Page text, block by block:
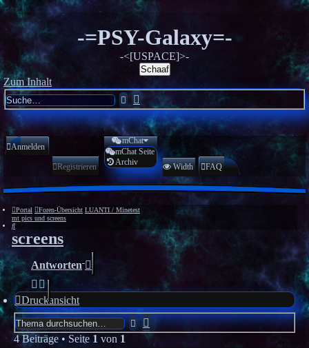
-=PSY-Galaxy=-
-<[USPACE]>-
Schaaf
Zum Inhalt
SucheErweiterte
Suche
Anmelden
Registrieren
mChat
mChat Seite
Archiv
Width FAQ
Portal Foren-Übersicht LUANTI / Minetest
mt pics und screens
Suche
screens
Antworten
Druckansicht
SucheErweiterte
Suche
4 Beiträge • Seite 1 von 1